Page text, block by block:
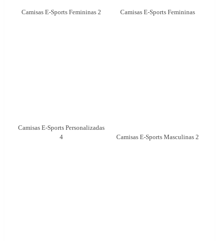
Camisas E-Sports Femininas 2 Camisas E-Sports Femininas
Camisas E-Sports Personalizadas
4
Camisas E-Sports Masculinas 2